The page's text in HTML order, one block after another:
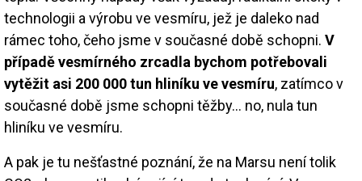
technologii a výrobu ve vesmíru, jež je daleko nad
rámec toho, čeho jsme v současné době schopni. V
případě vesmírného zrcadla bychom potřebovali
vytěžit asi 200 000 tun hliníku ve vesmíru, zatímco v
současné době jsme schopni těžby… no, nula tun
hliníku ve vesmíru.
A pak je tu nešťastné poznání, že na Marsu není tolik